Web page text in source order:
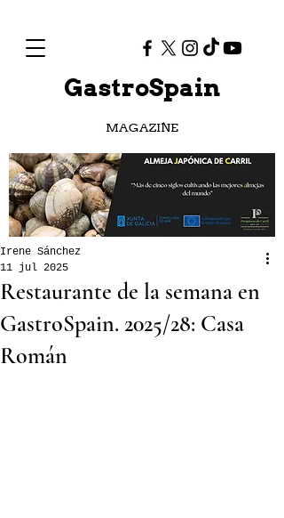
GastroSpain
MAGAZINE
Restaurante de la semana en
GastroSpain. 2025/28: Casa
Román
Irene Sánchez
11 jul 2025